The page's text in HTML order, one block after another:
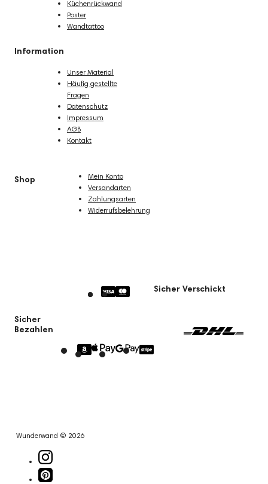
Küchenrückwand
Poster
Wandtattoo
Information
Unser Material
Häufig gestellte
Fragen
Datenschutz
Impressum
AGB
Kontakt
Shop
Mein Konto
Versandarten
Zahlungsarten
Widerrufsbelehrung
Sicher
Bezahlen
Sicher Verschickt
Wunderwand © 2026